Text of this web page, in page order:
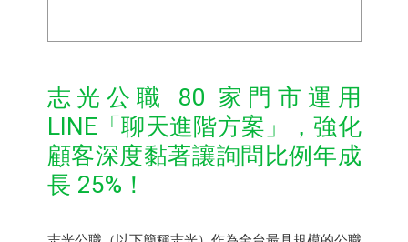
志光公職 80 家門市運用
LINE「聊天進階方案」，強化
顧客深度黏著讓詢問比例年成
長 25%！